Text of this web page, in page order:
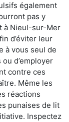
également
pas y
à Nieul-sur-Mer
d’éviter leur
à vous seul de
d’employer
contre ces
Même les
réactions
punaises de lit
Inspectez